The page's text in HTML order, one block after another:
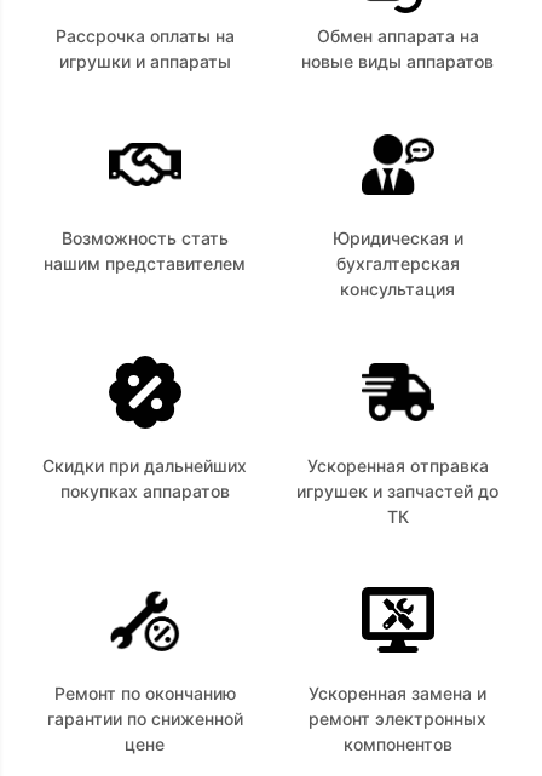
Рассрочка оплаты на
игрушки и аппараты
Обмен аппарата на
новые виды аппаратов
Возможность стать
нашим представителем
Юридическая и
бухгалтерская
консультация
Скидки при дальнейших
покупках аппаратов
Ускоренная отправка
игрушек и запчастей до
ТК
Ремонт по окончанию
гарантии по сниженной
цене
Ускоренная замена и
ремонт электронных
компонентов